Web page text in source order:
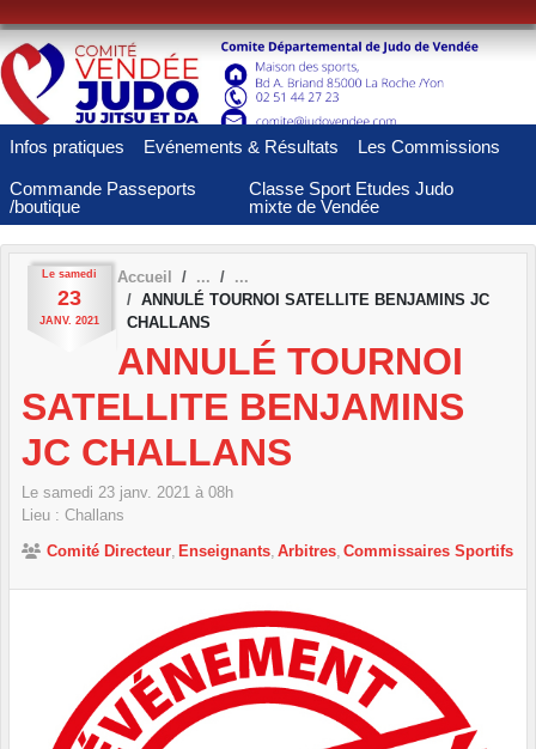
Infos pratiques Evénements & Résultats Les Commissions
Commande Passeports
/boutique
Classe Sport Etudes Judo
mixte de Vendée
Le samedi
23
JANV. 2021
Accueil
ANNULÉ TOURNOI SATELLITE BENJAMINS JC
CHALLANS
ANNULÉ TOURNOI
SATELLITE BENJAMINS
JC CHALLANS
Le samedi 23 janv. 2021 à 08h
Lieu : Challans
Comité Directeur Enseignants Arbitres Commissaires Sportifs